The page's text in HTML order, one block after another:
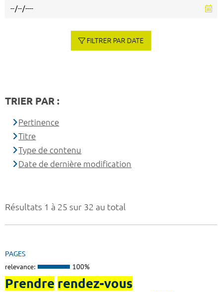
Résultats 1 à 25 sur 32 au total
PAGES
relevance: 100%
Prendre rendez-vous
FILTRER PAR DATE
TRIER PAR :
Pertinence
Titre
Type de contenu
Date de dernière modification